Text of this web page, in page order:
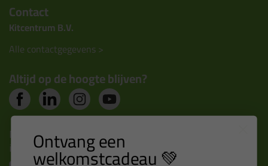
Contact
Kitcentrum B.V.
Alle contactgegevens >
Altijd op de hoogte blijven?
Nieuws, tips en exclusieve deals rechtstreeks in je
inbox Ontvang een
welkomstcadeau 💚